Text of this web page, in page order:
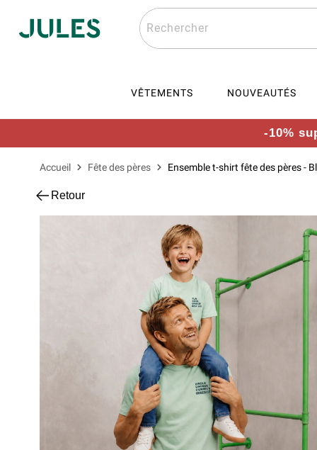
Rechercher
VÊTEMENTS NOUVEAUTÉS
-10%
Accueil Fête des pères Ensemble t-shirt fête des pères -
Retour